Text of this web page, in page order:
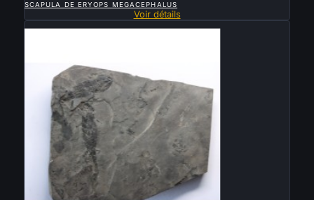
SCAPULA DE ERYOPS MEGACEPHALUS
Voir détails
Vendu